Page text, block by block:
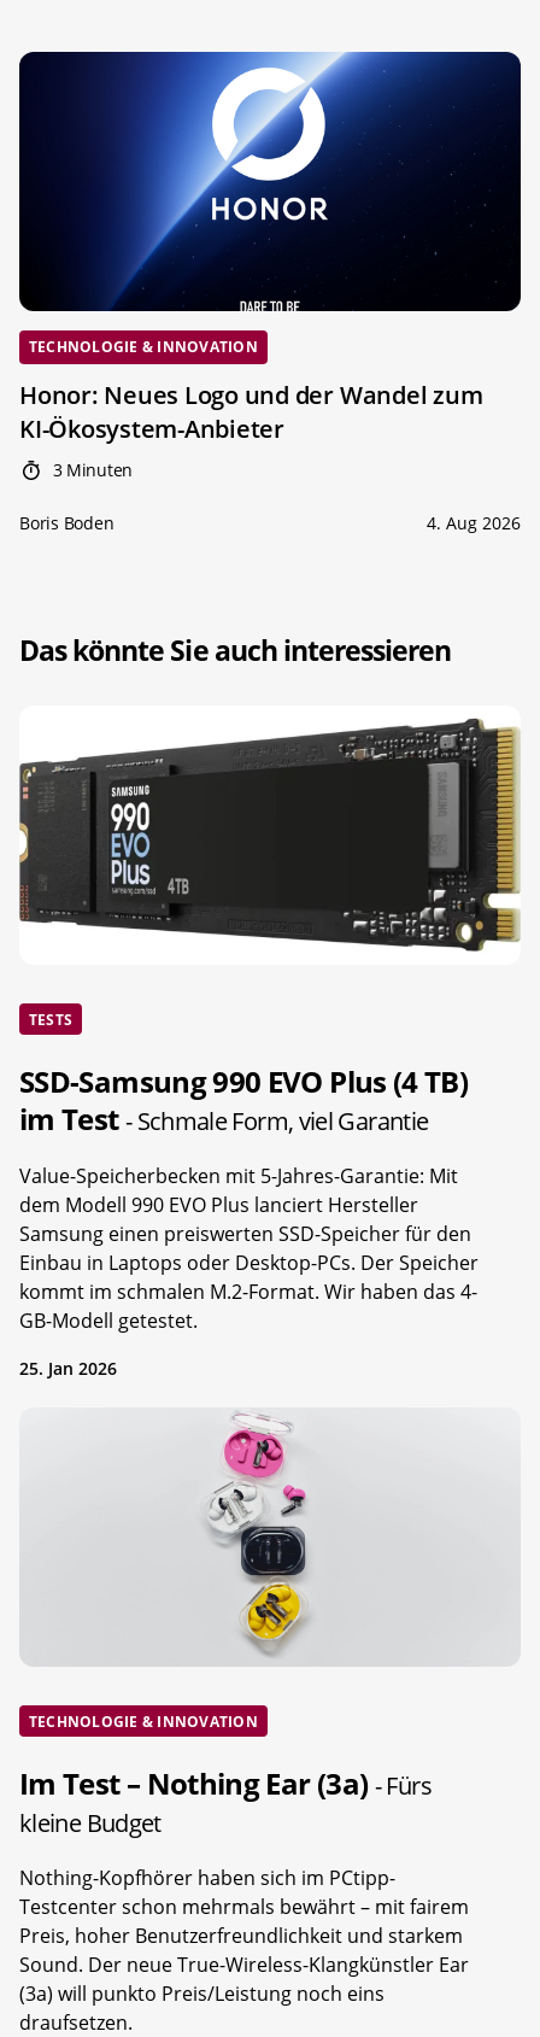
TECHNOLOGIE & INNOVATION
Honor: Neues Logo und der Wandel zum
KI-Ökosystem-Anbieter
3 Minuten
Boris Boden 4. Aug 2026
Das könnte Sie auch interessieren
TESTS
SSD-Samsung 990 EVO Plus (4 TB)
im Test- Schmale Form, viel Garantie
Value-Speicherbecken mit 5-Jahres-Garantie: Mit
dem Modell 990 EVO Plus lanciert Hersteller
Samsung einen preiswerten SSD-Speicher für den
Einbau in Laptops oder Desktop-PCs. Der Speicher
kommt im schmalen M.2-Format. Wir haben das 4-
GB-Modell getestet.
25. Jan 2026
TECHNOLOGIE & INNOVATION
Im Test – Nothing Ear (3a)- Fürs
kleine Budget
Nothing-Kopfhörer haben sich im PCtipp-
Testcenter schon mehrmals bewährt – mit fairem
Preis, hoher Benutzerfreundlichkeit und starkem
Sound. Der neue True-Wireless-Klangkünstler Ear
(3a) will punkto Preis/Leistung noch eins
draufsetzen.